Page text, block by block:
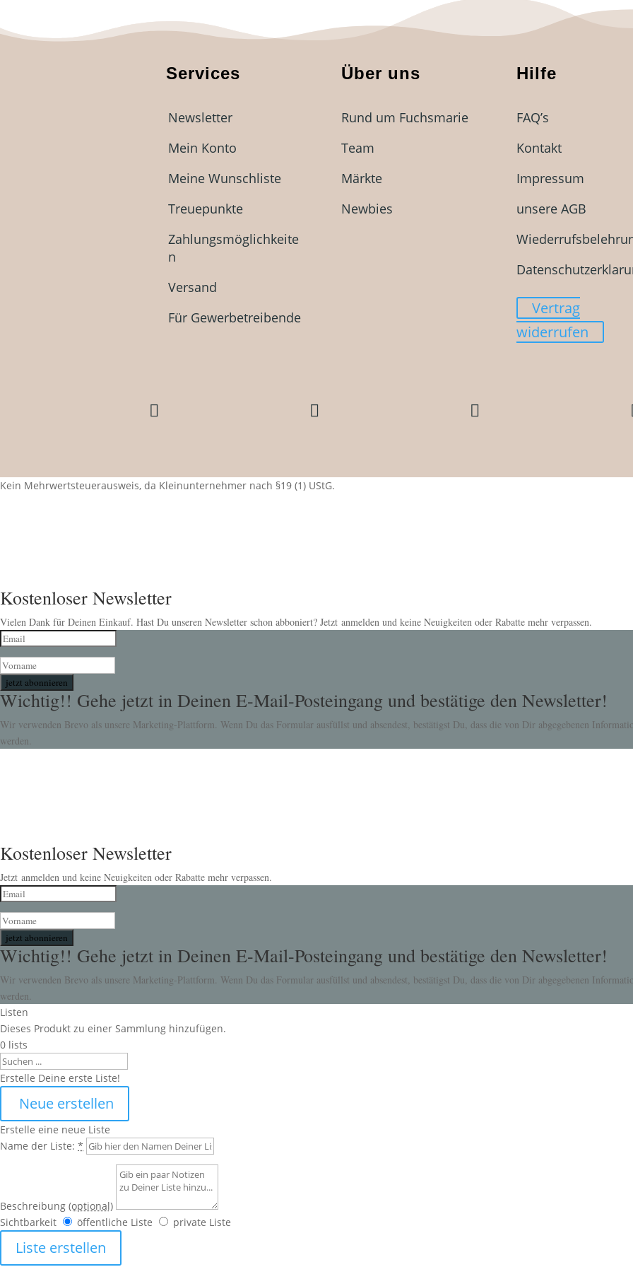
Services
Newsletter
Mein Konto
Meine Wunschliste
Treuepunkte
Zahlungsmöglichkeite
n
Versand
Für Gewerbetreibende
Über uns
Rund um Fuchsmarie
Team
Märkte
Newbies
Hilfe
FAQ’s
Kontakt
Impressum
unsere AGB
Vertrag
widerrufen
  
Kein Mehrwertsteuerausweis, da Kleinunternehmer nach §19 (1) UStG.
Kostenloser Newsletter
Vielen Dank für Deinen Einkauf. Hast Du unseren Newsletter schon abboniert? Jetzt anmelden und keine Neuigkeiten oder Rabatte mehr verpassen.
jetzt abonnieren
Wichtig!! Gehe jetzt in Deinen E-Mail-Posteingang und bestätige den Newsletter!
Wir verwenden Brevo als unsere Marketing-Plattform. Wenn Du das Formular ausfüllst und absendest, bestätigst Du, dass die von Dir abgegebenen
werden.
Kostenloser Newsletter
Jetzt anmelden und keine Neuigkeiten oder Rabatte mehr verpassen.
jetzt abonnieren
Wichtig!! Gehe jetzt in Deinen E-Mail-Posteingang und bestätige den Newsletter!
Wir verwenden Brevo als unsere Marketing-Plattform. Wenn Du das Formular ausfüllst und absendest, bestätigst Du, dass die von Dir abgegebenen
werden.
Listen
Dieses Produkt zu einer Sammlung hinzufügen.
0 lists
Search
Erstelle Deine erste Liste!
Neue erstellen
Erstelle eine neue Liste
Name der Liste: *
Beschreibung (optional)
Sichtbarkeit
öffentliche Liste private Liste
Liste erstellen